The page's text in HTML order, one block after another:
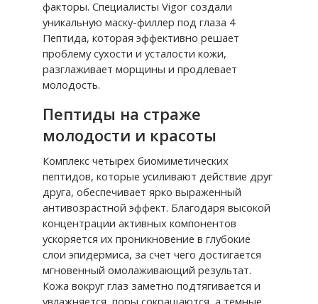
факторы. Специалисты Vigor создали
уникальную маску-филлер под глаза 4
Пептида, которая эффективно решает
проблему сухости и усталости кожи,
разглаживает морщины и продлевает
молодость.
Пептиды на страже
молодости и красоты
Комплекс четырех биомиметических
пептидов, которые усиливают действие друг
друга, обеспечивает ярко выраженный
антивозрастной эффект. Благодаря высокой
концентрации активных компонентов
ускоряется их проникновение в глубокие
слои эпидермиса, за счет чего достигается
мгновенный омолаживающий результат.
Кожа вокруг глаз заметно подтягивается и